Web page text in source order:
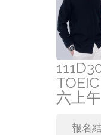
六上午
報名